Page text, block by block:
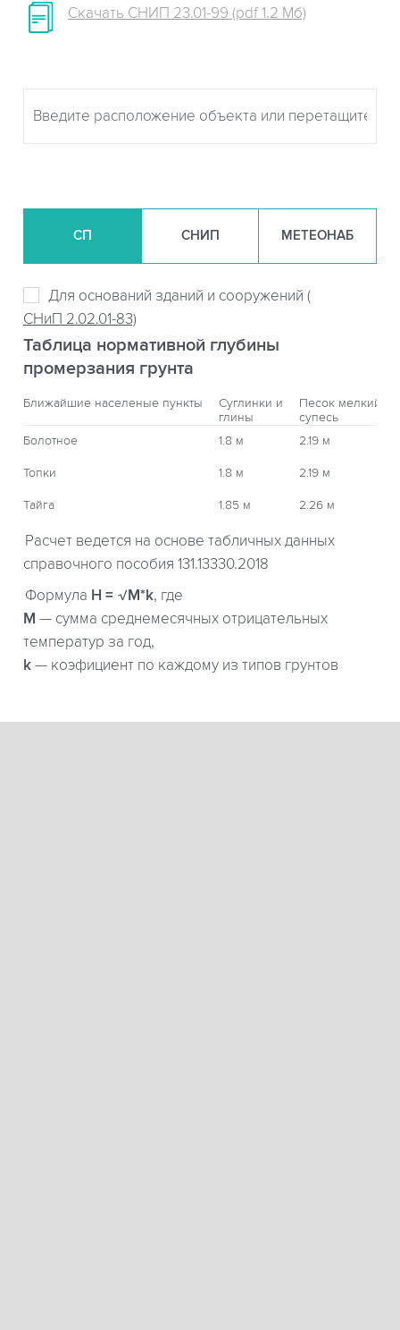
Скачать СНИП 23.01-99 (pdf 1.2 Мб)
СП СНИП МЕТЕОНАБ
Для оснований зданий и сооружений (
СНиП 2.02.01-83)
Таблица нормативной глубины
промерзания грунта
Ближайшие населеные пункты
Суглинки и
глины
Песок мелкий,
супесь
Болотное
1.8 м 2.19 м
Топки 1.8 м 2.19 м
Тайга 1.85 м 2.26 м
Расчет ведется на основе табличных данных
справочного пособия 131.13330.2018
Формула H = √M*k, где
М — сумма среднемесячных отрицательных
температур за год,
k — коэфициент по каждому из типов грунтов